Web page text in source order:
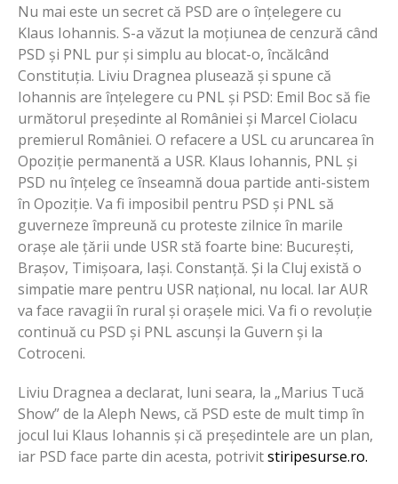
Nu mai este un secret că PSD are o înțelegere cu
Klaus Iohannis. S-a văzut la moțiunea de cenzură când
PSD și PNL pur și simplu au blocat-o, încălcând
Constituția. Liviu Dragnea plusează și spune că
Iohannis are înțelegere cu PNL și PSD: Emil Boc să fie
următorul președinte al României și Marcel Ciolacu
premierul României. O refacere a USL cu aruncarea în
Opoziție permanentă a USR. Klaus Iohannis, PNL și
PSD nu înțeleg ce înseamnă doua partide anti-sistem
în Opoziție. Va fi imposibil pentru PSD și PNL să
guverneze împreună cu proteste zilnice în marile
orașe ale țării unde USR stă foarte bine: București,
Brașov, Timișoara, Iași. Constanță. Și la Cluj există o
simpatie mare pentru USR național, nu local. Iar AUR
va face ravagii în rural și orașele mici. Va fi o revoluție
continuă cu PSD și PNL ascunși la Guvern și la
Cotroceni.
Liviu Dragnea a declarat, luni seara, la „Marius Tucă
Show” de la Aleph News, că PSD este de mult timp în
jocul lui Klaus Iohannis și că președintele are un plan,
iar PSD face parte din acesta, potrivitstiripesurse.ro.